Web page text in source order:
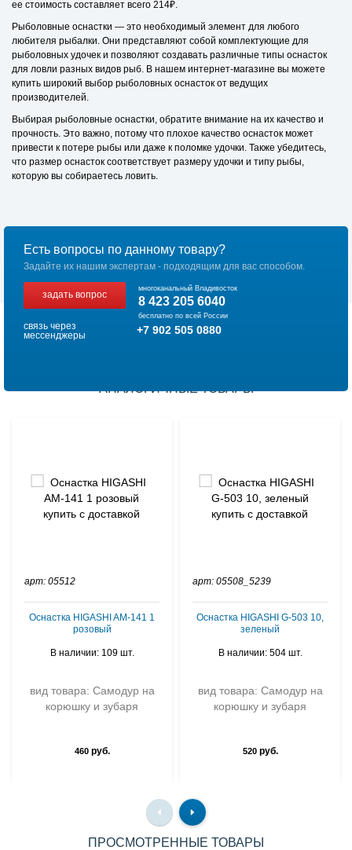
ее стоимость составляет всего 214₽.
Рыболовные оснастки — это необходимый элемент для любого
любителя рыбалки. Они представляют собой комплектующие для
рыболовных удочек и позволяют создавать различные типы оснасток
для ловли разных видов рыб. В нашем интернет-магазине вы можете
купить широкий выбор рыболовных оснасток от ведущих
производителей.
Выбирая рыболовные оснастки, обратите внимание на их качество и
прочность. Это важно, потому что плохое качество оснасток может
привести к потере рыбы или даже к поломке удочки. Также убедитесь,
что размер оснасток соответствует размеру удочки и типу рыбы,
которую вы собираетесь ловить.
Есть вопросы по данному товару?
Задайте их нашим экспертам - подходящим для вас способом.
задать вопрос
многоканальный Владивосток
8 423 205 6040
бесплатно по всей России
связь через
мессенджеры
+7 902 505 0880
АНАЛОГИЧНЫЕ ТОВАРЫ
арт: 05512
Оснастка HIGASHI AM-141 1
розовый
В наличии: 109 шт.
вид товара: Самодур на
корюшку и зубаря
460руб.
арт: 05508_5239
Оснастка HIGASHI G-503 10,
зеленый
В наличии: 504 шт.
вид товара: Самодур на
корюшку и зубаря
520руб.
ПРОСМОТРЕННЫЕ ТОВАРЫ